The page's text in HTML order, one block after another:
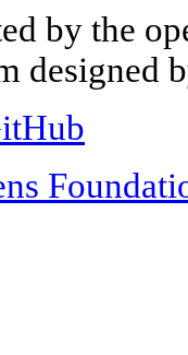
by the
designed